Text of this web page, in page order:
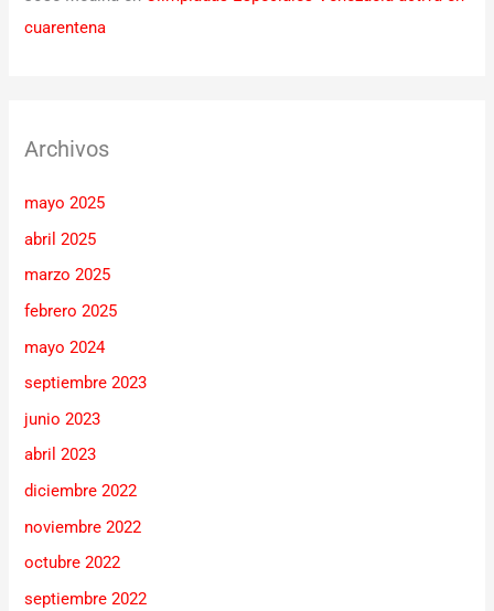
cuarentena
Archivos
mayo 2025
abril 2025
marzo 2025
febrero 2025
mayo 2024
septiembre 2023
junio 2023
abril 2023
diciembre 2022
noviembre 2022
octubre 2022
septiembre 2022